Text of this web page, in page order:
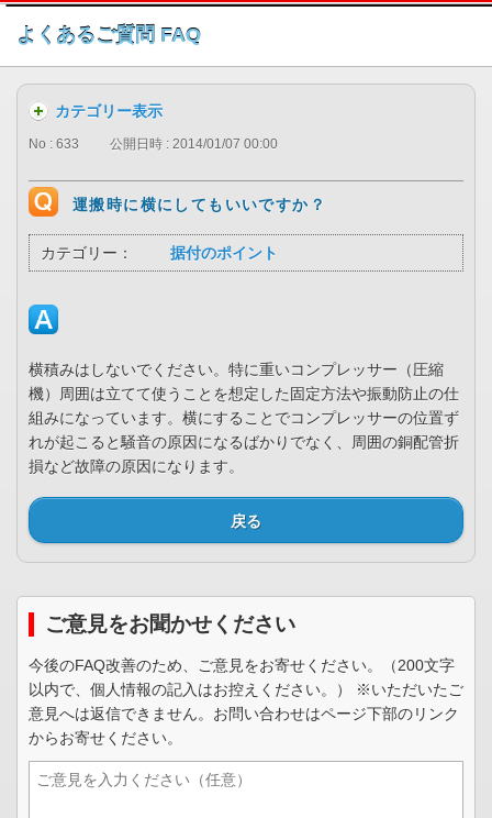
このページの本文へ
よくあるご質問 FAQ
カテゴリー表示
No : 633 公開日時 : 2014/01/07 00:00
運搬時に横にしてもいいですか？
カテゴリー： 据付のポイント
横積みはしないでください。特に重いコンプレッサー（圧縮
機）周囲は立てて使うことを想定した固定方法や振動防止の仕
組みになっています。横にすることでコンプレッサーの位置ず
れが起こると騒音の原因になるばかりでなく、周囲の銅配管折
損など故障の原因になります。
戻る
ご意見をお聞かせください
今後のFAQ改善のため、ご意見をお寄せください。（200文字
以内で、個人情報の記入はお控えください。） ※いただいたご
意見へは返信できません。お問い合わせはページ下部のリンク
からお寄せください。